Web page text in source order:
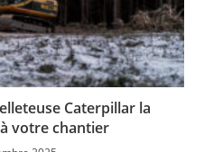
Caterpillar la
votre chantier